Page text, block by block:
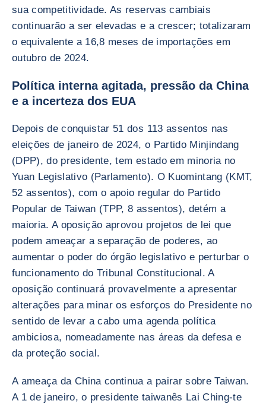
sua competitividade. As reservas cambiais
continuarão a ser elevadas e a crescer; totalizaram
o equivalente a 16,8 meses de importações em
outubro de 2024.
Política interna agitada, pressão da China
e a incerteza dos EUA
Depois de conquistar 51 dos 113 assentos nas
eleições de janeiro de 2024, o Partido Minjindang
(DPP), do presidente, tem estado em minoria no
Yuan Legislativo (Parlamento). O Kuomintang (KMT,
52 assentos), com o apoio regular do Partido
Popular de Taiwan (TPP, 8 assentos), detém a
maioria. A oposição aprovou projetos de lei que
podem ameaçar a separação de poderes, ao
aumentar o poder do órgão legislativo e perturbar o
funcionamento do Tribunal Constitucional. A
oposição continuará provavelmente a apresentar
alterações para minar os esforços do Presidente no
sentido de levar a cabo uma agenda política
ambiciosa, nomeadamente nas áreas da defesa e
da proteção social.
A ameaça da China continua a pairar sobre Taiwan.
A 1 de janeiro, o presidente taiwanês Lai Ching-te